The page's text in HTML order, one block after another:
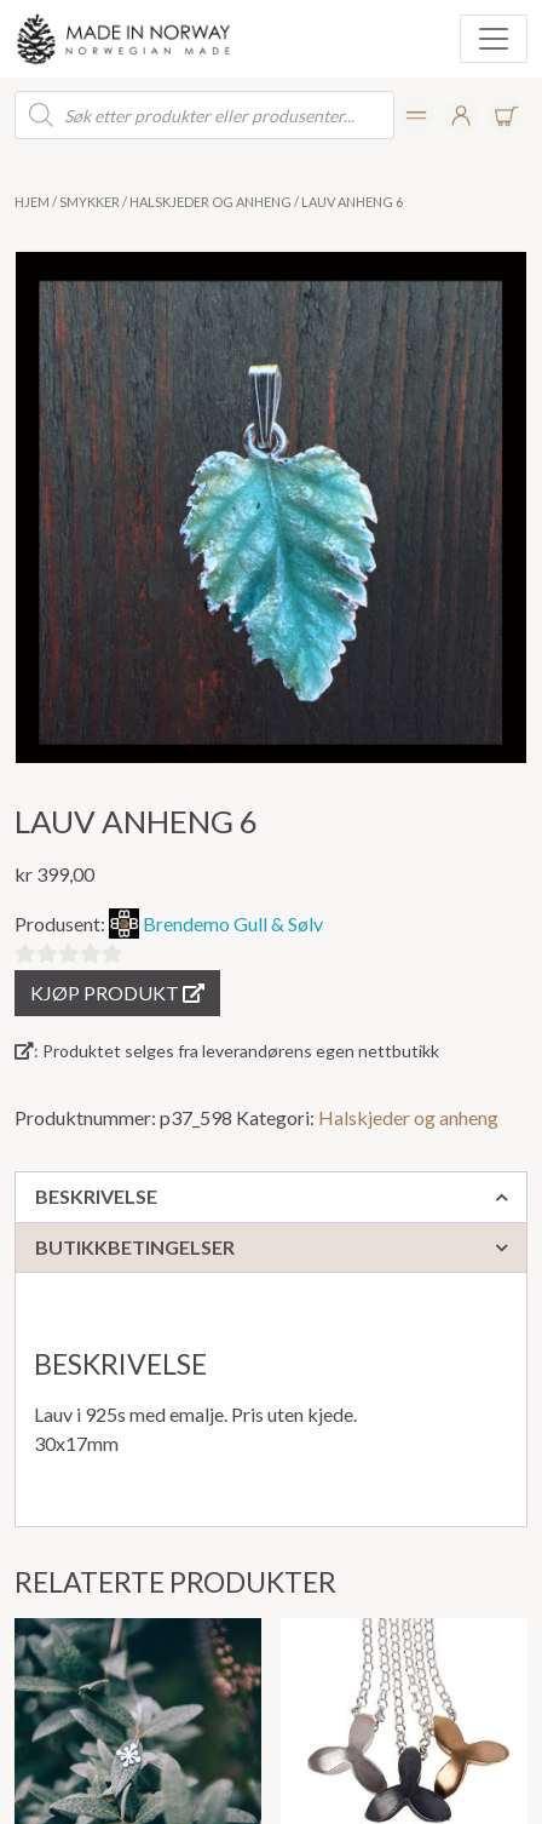
Products
search
HJEM / SMYKKER / HALSKJEDER OG ANHENG / LAUV ANHENG 6
LAUV ANHENG 6
kr 399,00
Produsent: Brendemo Gull & Sølv
ut
av
KJØP PRODUKT
: Produktet selges fra leverandørens egen nettbutikk
Produktnummer: p37_598 Kategori: Halskjeder og anheng
BESKRIVELSE
BUTIKKBETINGELSER
BESKRIVELSE
Lauv i 925s med emalje. Pris uten kjede.
30x17mm
RELATERTE PRODUKTER